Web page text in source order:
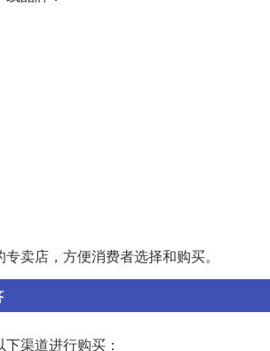
卖店，方便消费者选择和购买。
渠道进行购买：